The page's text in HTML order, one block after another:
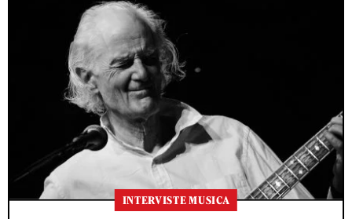
INTERVISTE MUSICA